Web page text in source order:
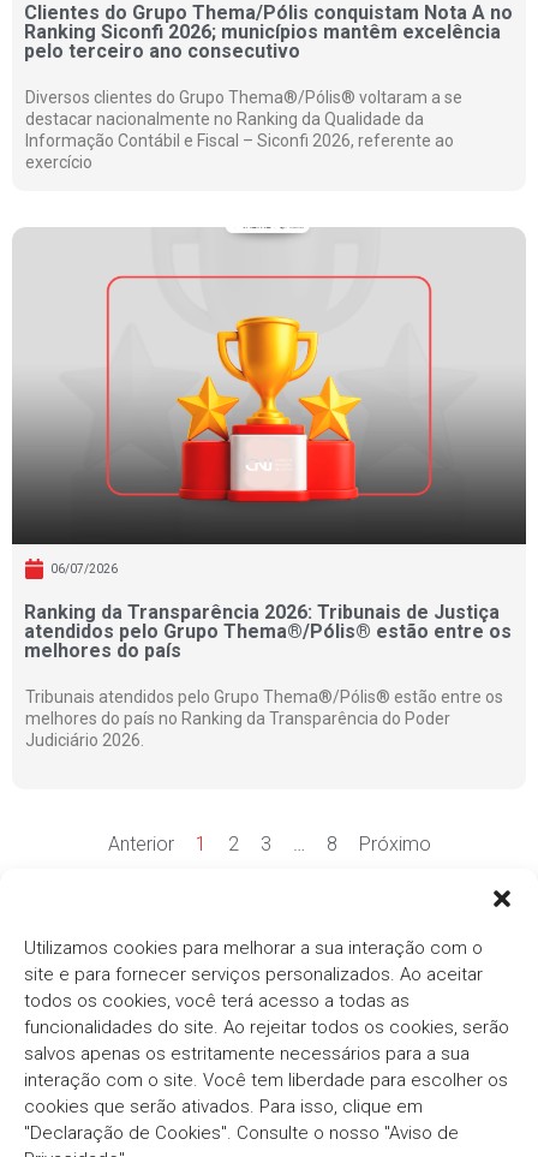
Utilizamos cookies para melhorar a sua interação com o
site e para fornecer serviços personalizados. Ao aceitar
todos os cookies, você terá acesso a todas as
funcionalidades do site. Ao rejeitar todos os cookies, serão
salvos apenas os estritamente necessários para a sua
interação com o site. Você tem liberdade para escolher os
cookies que serão ativados. Para isso, clique em
"Declaração de Cookies". Consulte o nosso "Aviso de
Clientes do Grupo Thema/Pólis conquistam Nota A no
Ranking Siconfi 2026; municípios mantêm excelência
pelo terceiro ano consecutivo
Diversos clientes do Grupo Thema®/Pólis® voltaram a se
destacar nacionalmente no Ranking da Qualidade da
Informação Contábil e Fiscal – Siconfi 2026, referente ao
exercício
06/07/2026
Ranking da Transparência 2026: Tribunais de Justiça
atendidos pelo Grupo Thema®/Pólis® estão entre os
melhores do país
Tribunais atendidos pelo Grupo Thema®/Pólis® estão entre os
melhores do país no Ranking da Transparência do Poder
Judiciário 2026.
Anterior 1 2 3 … 8 Próximo
Há mais de três décadas, oGrupo Thema®/Pólis®
segue com o compromisso em fornecer soluções